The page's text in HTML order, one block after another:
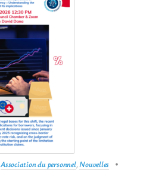
Association du personnel,Nouvelles